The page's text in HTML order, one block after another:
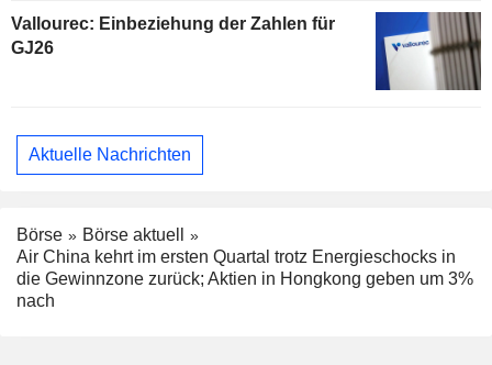
Vallourec: Einbeziehung der Zahlen für
GJ26
Aktuelle Nachrichten
Börse
Börse aktuell
Air China kehrt im ersten Quartal trotz Energieschocks in
die Gewinnzone zurück; Aktien in Hongkong geben um 3%
nach